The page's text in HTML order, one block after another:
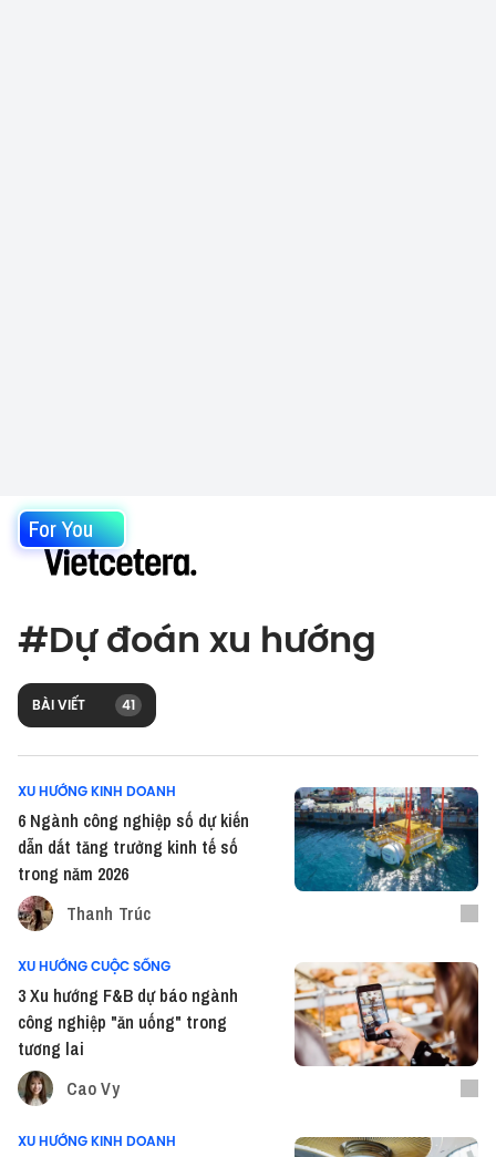
For You
#Dự đoán xu hướng
BÀI VIẾT 41
XU HƯỚNG KINH DOANH
6 Ngành công nghiệp số dự kiến
dẫn dắt tăng trưởng kinh tế số
trong năm 2026
Thanh Trúc
XU HƯỚNG CUỘC SỐNG
3 Xu hướng F&B dự báo ngành
công nghiệp "ăn uống" trong
tương lai
Cao Vy
XU HƯỚNG KINH DOANH